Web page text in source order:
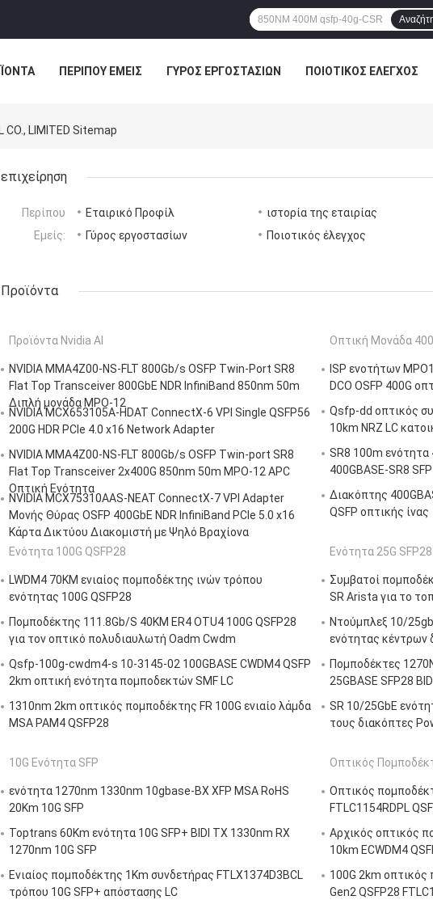
ΠΕΡΊΠΟΥ ΕΜΕΊΣ ΓΎΡΟΣ ΕΡΓΟΣΤΑΣΊΩΝ ΠΟΙΟΤΙΚΌΣ ΈΛΕΓΧΟΣ
CO., LIMITED Sitemap
επιχείρηση
Περίπου
Εμείς:
Εταιρικό Προφίλ ιστορία της εταιρίας
Γύρος εργοστασίων
Ποιοτικός έλεγχος
Προϊόντα
Προϊόντα Nvidia AI
NVIDIA MMA4Z00-NS-FLT 800Gb/s OSFP Twin-Port SR8
Flat Top Transceiver 800GbE NDR InfiniBand 850nm 50m
Διπλή μονάδα MPO-12
NVIDIA MCX653105A-HDAT ConnectX-6 VPI Single QSFP56
200G HDR PCIe 4.0 x16 Network Adapter
NVIDIA MMA4Z00-NS-FLT 800Gb/s OSFP Twin-port SR8
Flat Top Transceiver 2x400G 850nm 50m MPO-12 APC
Οπτική Ενότητα
NVIDIA MCX75310AAS-NEAT ConnectX-7 VPI Adapter
Μονής Θύρας OSFP 400GbE NDR InfiniBand PCIe 5.0 x16
Κάρτα Δικτύου Διακομιστή με Ψηλό Βραχίονα
Οπτική Μονάδα
ISP ενοτήτων
DCO OSFP 400G
Qsfp-dd οπτικός
10km NRZ LC
SR8 100m
400GBASE-SR8 SFP
Διακόπτης
QSFP οπτικής ίνας
Ενότητα 100G QSFP28
LWDM4 70KM ενιαίος πομποδέκτης ινών τρόπου
ενότητας 100G QSFP28
Πομποδέκτης 111.8Gb/S 40KM ER4 OTU4 100G QSFP28
για τον οπτικό πολυδιαυλωτή Oadm Cwdm
Qsfp-100g-cwdm4-s 10-3145-02 100GBASE CWDM4 QSFP
2km οπτική ενότητα πομποδεκτών SMF LC
1310nm 2km οπτικός πομποδέκτης FR 100G ενιαίο λάμδα
MSA PAM4 QSFP28
Ενότητα 25G SFP28
Συμβατοί
SR Arista για το
Ντούμπλεξ 10/
ενότητας κέντρων
Πομποδέκτες
25GBASE SFP28
SR 10/25GbE
τους διακόπτες
10G Ενότητα SFP
ενότητα 1270nm 1330nm 10gbase-BX XFP MSA RoHS
20Km 10G SFP
Toptrans 60Km ενότητα 10G SFP+ BIDI TX 1330nm RX
1270nm 10G SFP
Ενιαίος πομποδέκτης 1Km συνδετήρας FTLX1374D3BCL
τρόπου 10G SFP+ απόστασης LC
Οπτικός
Οπτικός
FTLC1154RDPL
Αρχικός οπτικός
10km ECWDM4
100G 2km οπτικός
Gen2 QSFP28